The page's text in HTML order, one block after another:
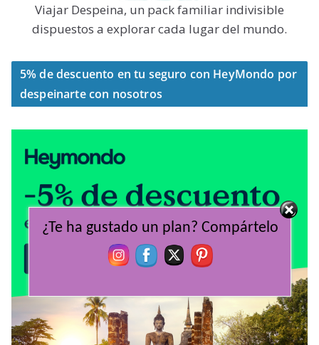
Viajar Despeina, un pack familiar indivisible
dispuestos a explorar cada lugar del mundo.
5% de descuento en tu seguro con HeyMondo por
despeinarte con nosotros
¿Te ha gustado un plan? Compártelo